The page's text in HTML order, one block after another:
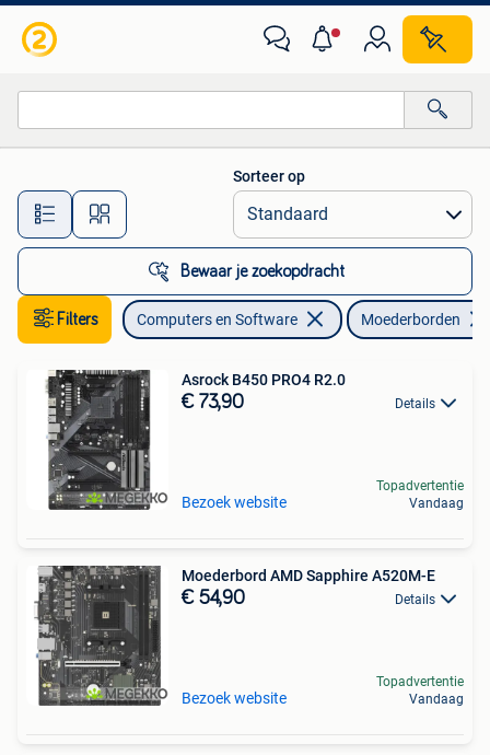
Alle afstanden…
Sorteer op
Bewaar je zoekopdracht
Filters Computers en Software Moederborden
Asrock B450 PRO4 R2.0
€ 73,90 Details
Bezoek website
Topadvertentie
Vandaag
Moederbord AMD Sapphire A520M-E
€ 54,90 Details
Bezoek website
Topadvertentie
Vandaag